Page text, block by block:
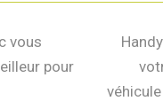
vous
pour